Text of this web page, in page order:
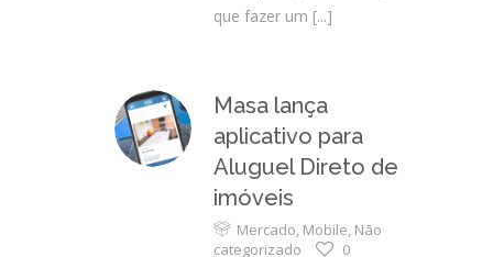
que fazer um [...]
Masa lança
aplicativo para
Aluguel Direto de
imóveis
Mercado, Mobile, Não
categorizado
0